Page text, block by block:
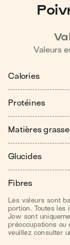
Valeurs
Calories
Protéines
Matières
Glucides
Fibres
Les valeurs sont
portion. Toutes les
Jow sont
préoccupations ou
veuillez consulter